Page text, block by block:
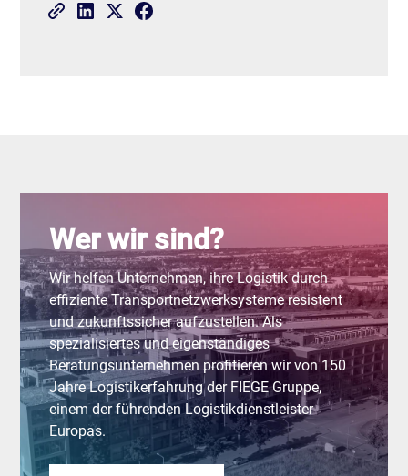
Wer wir sind?
Wir helfen Unternehmen, ihre Logistik durch
effiziente Transportnetzwerksysteme resistent
und zukunftssicher aufzustellen. Als
spezialisiertes und eigenständiges
Beratungsunternehmen profitieren wir von 150
Jahre Logistikerfahrung der FIEGE Gruppe,
einem der führenden Logistikdienstleister
Europas.